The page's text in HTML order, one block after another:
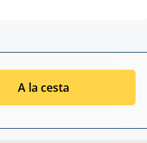
A la cesta